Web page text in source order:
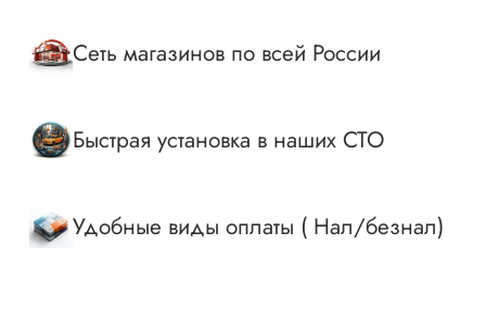
Сеть магазинов по всей России
Быстрая установка в наших СТО
Удобные виды оплаты ( Нал/безнал)